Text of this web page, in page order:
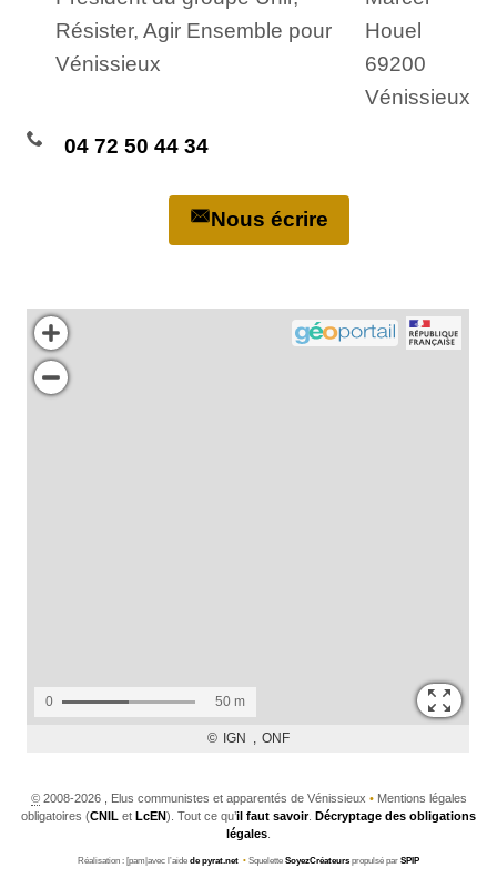
Résister, Agir Ensemble pour
Vénissieux
Houel
69200
Vénissieux
04 72 50 44 34
Nous écrire
©2008-2026 , Elus communistes et apparentés de Vénissieux •Mentions légales
obligatoires (CNIL et LcEN). Tout ce qu’il faut savoir. Décryptage des obligations
légales
Réalisation : [pam|avec l’aide de pyrat.net • Squelette SoyezCréateurs propulsé par SPIP